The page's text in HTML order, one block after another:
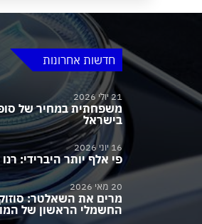
חדשות אחרונות
21 יולי 2026
בישראל
16 יוני 2026
פי אלף יותר היברידי:
20 מאי 2026
החשמלי הראשון של